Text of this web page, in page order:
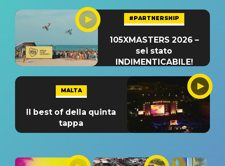
#PARTNERSHIP
105XMASTERS 2026 –
sei stato
INDIMENTICABILE!
MALTA
Il best of della quinta
tappa